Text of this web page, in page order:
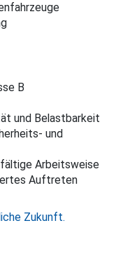
B
und Belastbarkeit
und
Arbeitsweise
Auftreten
Zukunft.